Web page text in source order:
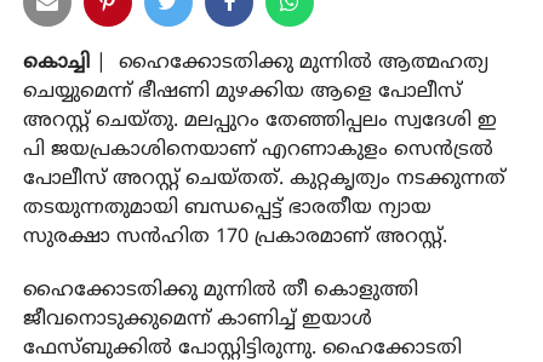
കൊച്ചി| ഹൈക്കോടതിക്കു മുന്നില്‍ ആത്മഹത്യ
ചെയ്യുമെന്ന് ഭീഷണി മുഴക്കിയ ആളെ പോലീസ്
അറസ്റ്റ് ചെയ്തു. മലപ്പുറം തേഞ്ഞിപ്പലം സ്വദേശി ഇ
പി ജയപ്രകാശിനെയാണ് എറണാകുളം സെന്‍ട്രല്‍
പോലീസ് അറസ്റ്റ് ചെയ്തത്. കുറ്റകൃത്യം നടക്കുന്നത്
തടയുന്നതുമായി ബന്ധപ്പെട്ട് ഭാരതീയ ന്യായ
സുരക്ഷാ സന്‍ഹിത 170 പ്രകാരമാണ് അറസ്റ്റ്.
ഹൈക്കോടതിക്കു മുന്നില്‍ തീ കൊളുത്തി
ജീവനൊടുക്കുമെന്ന് കാണിച്ച് ഇയാള്‍
ഫേസ്ബുക്കില്‍ പോസ്റ്റിട്ടിരുന്നു. ഹൈക്കോടതി